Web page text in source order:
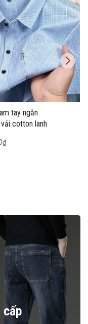
tay ngắn
cotton lanh
cấp